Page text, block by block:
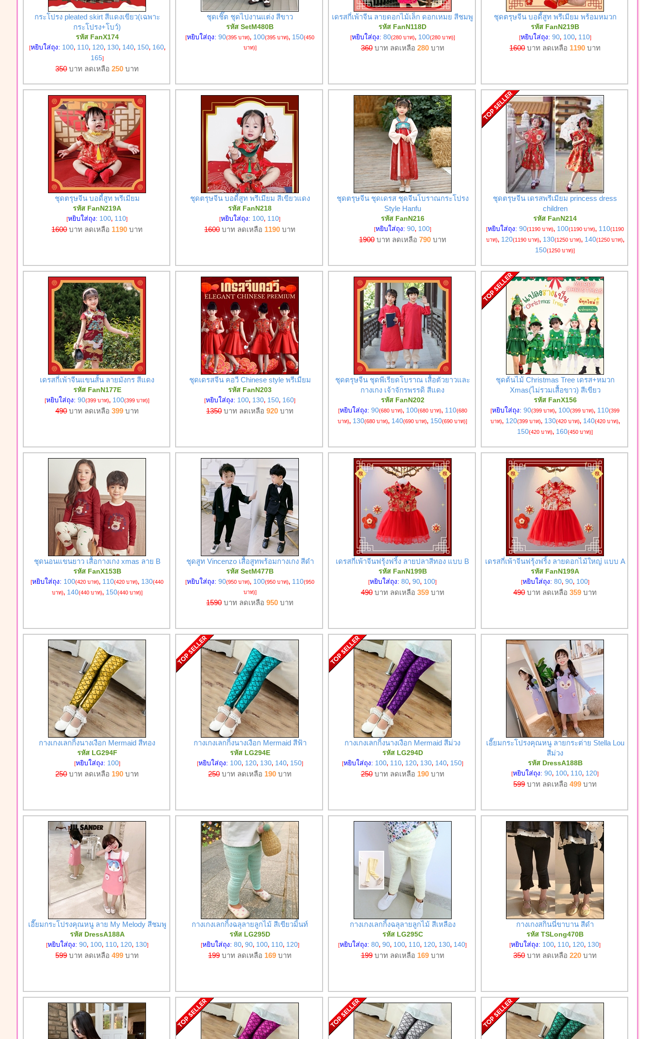
กระโปรง pleated skirt สีแดงเขียว(เฉพาะ
กระโปรง+โบว์)
รหัส FanX174
[หยิบใส่ถุง: 100, 110, 120, 130, 140, 150, 160,
165]
350บาท ลดเหลือ250 บาท
ชุดเชิ๊ต ชุดไปงานแต่ง สีขาว
รหัส SetM480B
[หยิบใส่ถุง:90(395 บาท), 100(395 บาท), 150(450
บาท)]
เดรสกี่เพ้าจีน ลายดอกไม้เล็ก ดอกเหมย สีชมพู
รหัส FanN118D
[หยิบใส่ถุง: 80(280 บาท), 100(280 บาท)]
360บาท ลดเหลือ 280บาท
ชุดตรุษจีน บอดี้สูท พรีเมียม พร้อมหมวก
รหัส FanN219B
[หยิบใส่ถุง: 90, 100, 110]
1600บาท ลดเหลือ 1190 บาท
ชุดตรุษจีน บอดี้สูท พรีเมียม
รหัส FanN219A
[หยิบใส่ถุง: 100, 110]
1600บาท ลดเหลือ 1190 บาท
ชุดตรุษจีน บอดี้สูท พรีเมียม สีเขียวแดง
รหัส FanN218
[หยิบใส่ถุง: 100, 110]
1600 บาท ลดเหลือ 1190 บาท
ชุดตรุษจีน ชุดเดรส ชุดจีนโบราณกระโปรง
Style Hanfu
รหัส FanN216
[หยิบใส่ถุง: 90, 100]
1900บาท ลดเหลือ 790บาท
ชุดตรุษจีน เดรสพรีเมียม princess dress
children
รหัส FanN214
[หยิบใส่ถุง:90(1190 บาท), 100(1190 บาท), 110(1190
บาท), 120(1190 บาท), 130(1250 บาท), 140(1250 บาท),
150(1250 บาท)]
เดรสกี่เพ้าจีนแขนสั้น ลายมังกร สีแดง
รหัส FanN177E
[หยิบใส่ถุง:90(399 บาท), 100(399 บาท)]
490บาท ลดเหลือ399 บาท
ชุดเดรสจีน คอวี Chinese style พรีเมียม
รหัส FanN203
[หยิบใส่ถุง: 100, 130, 150, 160]
1350 บาท ลดเหลือ920 บาท
ชุดตรุษจีน ชุดพีเรียดโบราณ เสื้อตัวยาวและ
กางเกง เจ้าจักรพรรดิ สีแดง
รหัส FanN202
[หยิบใส่ถุง: 90(680 บาท), 100(680 บาท), 110(680
บาท), 130(680 บาท), 140(690 บาท), 150(690 บาท)]
ชุดต้นไม้ Christmas Tree เดรส+หมวก
Xmas(ไม่รวมเสื้อขาว) สีเขียว
รหัส FanX156
[หยิบใส่ถุง:90(399 บาท), 100(399 บาท), 110(399
บาท), 120(399 บาท), 130(420 บาท), 140(420 บาท),
150(420 บาท), 160(450 บาท)]
ชุดนอนแขนยาว เสื้อกางเกง xmas ลาย B
รหัส FanX153B
[หยิบใส่ถุง: 100(420 บาท), 110(420 บาท), 130(440
บาท), 140(440 บาท), 150(440 บาท)]
ชุดสูท Vincenzo เสื้อสูทพร้อมกางเกง สีดำ
รหัส SetM477B
[หยิบใส่ถุง:90(950 บาท), 100(950 บาท), 110(950
บาท)]
1590 บาท ลดเหลือ950 บาท
เดรสกี่เพ้าจีนฟรุ้งฟริ้ง ลายปลาสีทอง แบบ B
รหัส FanN199B
[หยิบใส่ถุง:80, 90, 100]
490บาท ลดเหลือ 359บาท
เดรสกี่เพ้าจีนฟรุ้งฟริ้ง ลายดอกไม้ใหญ่ แบบ A
รหัส FanN199A
[หยิบใส่ถุง: 80, 90, 100]
490บาท ลดเหลือ359 บาท
กางเกงเลกกิ้งนางเงือก Mermaid สีทอง
รหัส LG294F
[หยิบใส่ถุง: 100]
250บาท ลดเหลือ 190 บาท
กางเกงเลกกิ้งนางเงือก Mermaid สีฟ้า
รหัส LG294E
[หยิบใส่ถุง: 100, 120, 130, 140, 150]
250 บาท ลดเหลือ 190 บาท
กางเกงเลกกิ้งนางเงือก Mermaid สีม่วง
รหัส LG294D
[หยิบใส่ถุง: 100, 110, 120, 130, 140, 150]
250บาท ลดเหลือ 190บาท
เอี๊ยมกระโปรงคุณหนู ลายกระต่าย Stella Lou
สีม่วง
รหัส DressA188B
[หยิบใส่ถุง:90, 100, 110, 120]
599บาท ลดเหลือ499 บาท
เอี๊ยมกระโปรงคุณหนู ลาย My Melody สีชมพู
รหัส DressA188A
[หยิบใส่ถุง: 90, 100, 110, 120, 130]
599บาท ลดเหลือ499 บาท
กางเกงเลกกิ้งฉลุลายลูกไม้ สีเขียวมิ้นท์
รหัส LG295D
[หยิบใส่ถุง: 80, 90, 100, 110, 120]
199 บาท ลดเหลือ 169 บาท
กางเกงเลกกิ้งฉลุลายลูกไม้ สีเหลือง
รหัส LG295C
[หยิบใส่ถุง:80, 90, 100, 110, 120, 130, 140]
199บาท ลดเหลือ 169บาท
กางเกงสกินนี่ขาบาน สีดำ
รหัส TSLong470B
[หยิบใส่ถุง: 100, 110, 120, 130]
350บาท ลดเหลือ220 บาท